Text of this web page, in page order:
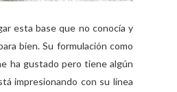
esta base que no conocía y
bien. Su formulación como
ha gustado pero tiene algún
impresionando con su línea